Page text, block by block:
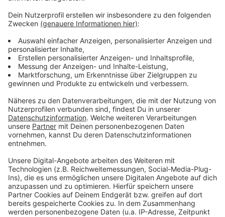
Der Aufprall hatte gravierende Folgen für die
Zweiradfahrer. Der 53-jährige Motorradfahrer und sein
elfjähriger Beifahrer aus Krefeld erlitten schwere
Verletzungen. Rettungskräfte brachten beide mit zwei
Krankenhäuser. Auch im beteiligten Auto gab es eine
Verletzte: Eine 18-jährige Beifahrerin aus Mülheim an
der Ruhr erlitt leichte Verletzungen. Die B9 war für die
Unfallaufnahme laut Polizei rund zweieinhalb Stunden
Anzeige